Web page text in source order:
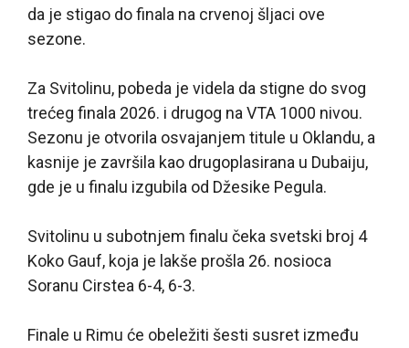
da je stigao do finala na crvenoj šljaci ove
sezone.
Za Svitolinu, pobeda je videla da stigne do svog
trećeg finala 2026. i drugog na VTA 1000 nivou.
Sezonu je otvorila osvajanjem titule u Oklandu, a
kasnije je završila kao drugoplasirana u Dubaiju,
gde je u finalu izgubila od Džesike Pegula.
Svitolinu u subotnjem finalu čeka svetski broj 4
Koko Gauf, koja je lakše prošla 26. nosioca
Soranu Cirstea 6-4, 6-3.
Finale u Rimu će obeležiti šesti susret između